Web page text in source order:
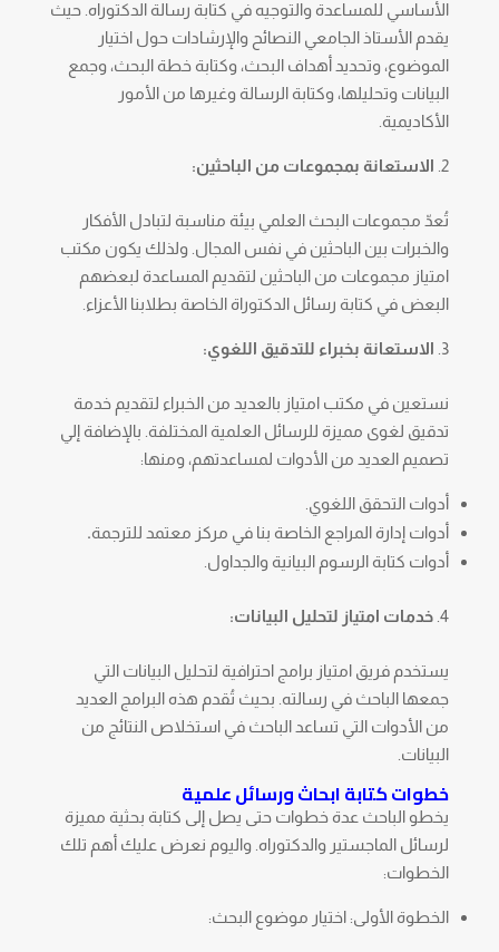
الأساسي للمساعدة والتوجيه في كتابة رسالة الدكتوراه. حيث
يقدم الأستاذ الجامعي النصائح والإرشادات حول اختيار
الموضوع، وتحديد أهداف البحث، وكتابة خطة البحث، وجمع
البيانات وتحليلها، وكتابة الرسالة وغيرها من الأمور
الأكاديمية.
الاستعانة بمجموعات من الباحثين:
تُعدّ مجموعات البحث العلمي بيئة مناسبة لتبادل الأفكار
والخبرات بين الباحثين في نفس المجال. ولذلك يكون مكتب
امتياز مجموعات من الباحثين لتقديم المساعدة لبعضهم
البعض في كتابة رسائل الدكتوراة الخاصة بطلابنا الأعزاء.
الاستعانة بخبراء للتدقيق اللغوي:
نستعين في مكتب امتياز بالعديد من الخبراء لتقديم خدمة
تدقيق لغوى مميزة للرسائل العلمية المختلفة. بالإضافة إلي
تصميم العديد من الأدوات لمساعدتهم، ومنها:
أدوات التحقق اللغوي.
أدوات إدارة المراجع الخاصة بنا في مركز معتمد للترجمة.
أدوات كتابة الرسوم البيانية والجداول.
خدمات امتياز لتحليل البيانات:
يستخدم فريق امتياز برامج احترافية لتحليل البيانات التي
جمعها الباحث في رسالته. بحيث تُقدم هذه البرامج العديد
من الأدوات التي تساعد الباحث في استخلاص النتائج من
البيانات.
خطوات كتابة ابحاث ورسائل علمية
يخطو الباحث عدة خطوات حتى يصل إلى كتابة بحثية مميزة
لرسائل الماجستير والدكتوراه. واليوم نعرض عليك أهم تلك
الخطوات:
الخطوة الأولى: اختيار موضوع البحث: